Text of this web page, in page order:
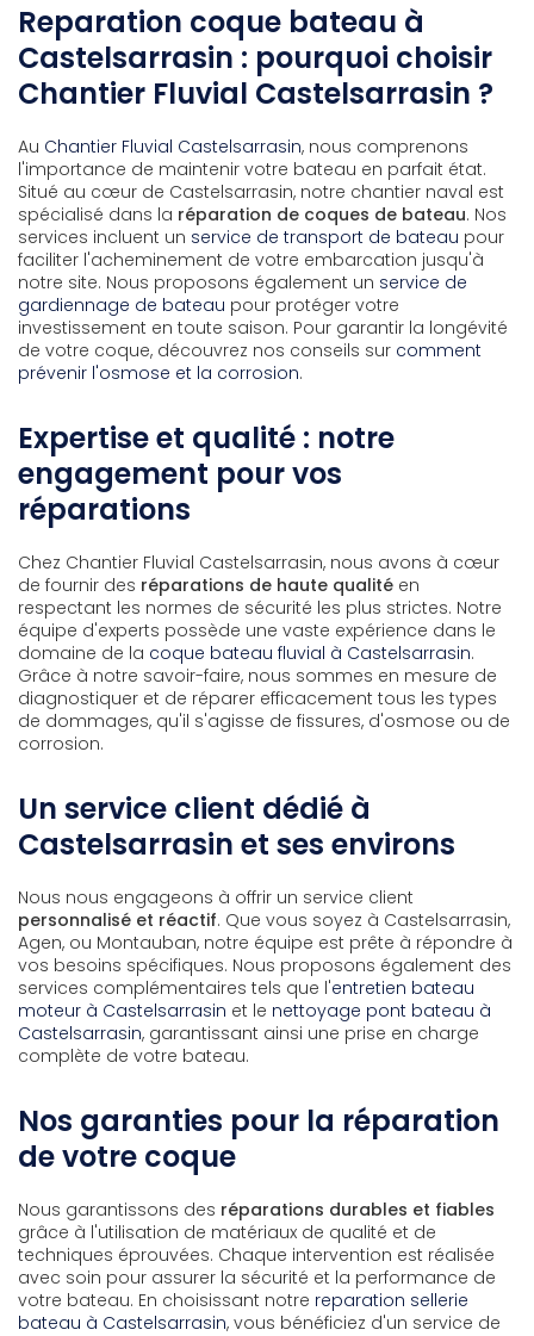
Reparation coque bateau à
Castelsarrasin : pourquoi choisir
Chantier Fluvial Castelsarrasin ?
Au Chantier Fluvial Castelsarrasin, nous comprenons
l'importance de maintenir votre bateau en parfait état.
Situé au cœur de Castelsarrasin, notre chantier naval est
spécialisé dans la réparation de coques de bateau. Nos
services incluent un service de transport de bateau pour
faciliter l'acheminement de votre embarcation jusqu'à
notre site. Nous proposons également un service de
gardiennage de bateau pour protéger votre
investissement en toute saison. Pour garantir la longévité
de votre coque, découvrez nos conseils sur comment
prévenir l'osmose et la corrosion.
Expertise et qualité : notre
engagement pour vos
réparations
Chez Chantier Fluvial Castelsarrasin, nous avons à cœur
de fournir des réparations de haute qualité en
respectant les normes de sécurité les plus strictes. Notre
équipe d'experts possède une vaste expérience dans le
domaine de la coque bateau fluvial à Castelsarrasin.
Grâce à notre savoir-faire, nous sommes en mesure de
diagnostiquer et de réparer efficacement tous les types
de dommages, qu'il s'agisse de fissures, d'osmose ou de
corrosion.
Un service client dédié à
Castelsarrasin et ses environs
Nous nous engageons à offrir un service client
personnalisé et réactif. Que vous soyez à Castelsarrasin,
Agen, ou Montauban, notre équipe est prête à répondre à
vos besoins spécifiques. Nous proposons également des
services complémentaires tels que l'entretien bateau
moteur à Castelsarrasin et le nettoyage pont bateau à
Castelsarrasin, garantissant ainsi une prise en charge
complète de votre bateau.
Nos garanties pour la réparation
de votre coque
Nous garantissons des réparations durables et fiables
grâce à l'utilisation de matériaux de qualité et de
techniques éprouvées. Chaque intervention est réalisée
avec soin pour assurer la sécurité et la performance de
votre bateau. En choisissant notre reparation sellerie
bateau à Castelsarrasin, vous bénéficiez d'un service de